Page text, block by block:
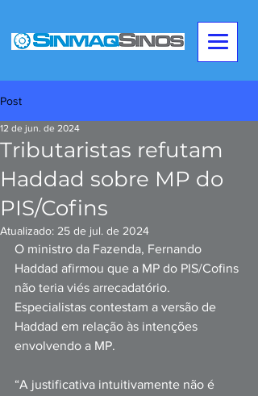
Post
Tributaristas refutam
Haddad sobre MP do
PIS/Cofins
12 de jun. de 2024
Atualizado: 25 de jul. de 2024
O ministro da Fazenda, Fernando
Haddad afirmou que a MP do PIS/Cofins
não teria viés arrecadatório.
Especialistas contestam a versão de
Haddad em relação às intenções
envolvendo a MP.
“A justificativa intuitivamente não é